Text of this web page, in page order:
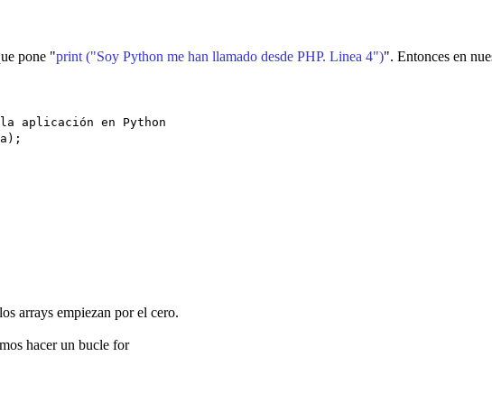
pone "print ("Soy Python me han llamado desde PHP. Linea 4")". Entonces en
aplicación en Python
arrays empiezan por el cero.
hacer un bucle for